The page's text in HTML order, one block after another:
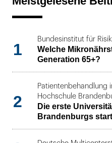
1
Bundesinstitut für
Welche
Generation 65+?
2
Patientenbehandlung
Hochschule
Die erste
Brandenburgs